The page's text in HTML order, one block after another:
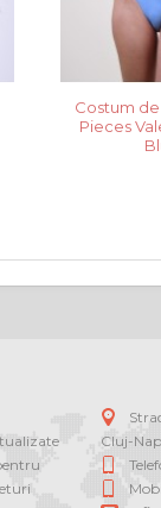
Costum
Pieces
Cluj-